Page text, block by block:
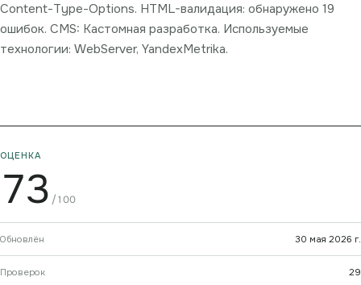
Content-Type-Options. HTML-валидация: обнаружено 19
ошибок. CMS: Кастомная разработка. Используемые
технологии: WebServer, YandexMetrika.
ОЦЕНКА
73 /100
Обновлён 30 мая 2026 г.
Проверок 29